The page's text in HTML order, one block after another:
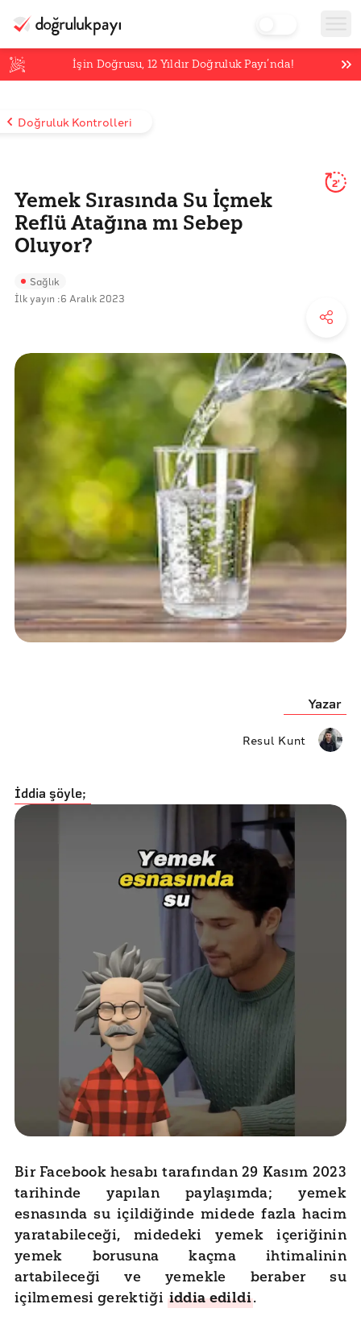
İşin Doğrusu,12 Yıldır Doğruluk Payı’nda!
Doğruluk Kontrolleri
Yemek Sırasında Su İçmek
Reflü Atağına mı Sebep
Oluyor?
2'
Sağlık
İlk yayın :6 Aralık 2023
Yazar
Resul Kunt
İddia şöyle;
Bir Facebook hesabı tarafından 29 Kasım 2023
tarihinde yapılan paylaşımda; yemek
esnasında su içildiğinde midede fazla hacim
yaratabileceği, midedeki yemek içeriğinin
yemek borusuna kaçma ihtimalinin
artabileceği ve yemekle beraber su
içilmemesi gerektiği iddia edildi.